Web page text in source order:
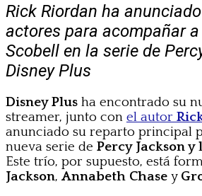
Rick Riordan ha
actores para acompañar
Scobell en la serie de
Disney Plus
Disney Plus ha encontrado su
streamer, junto con el autor
anunciado su reparto principal
nueva serie de Percy Jackson
Este trío, por supuesto, está
Jackson, Annabeth Chase y